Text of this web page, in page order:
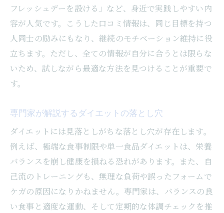
フレッシュデーを設ける」など、身近で実践しやすい内
容が人気です。こうした口コミ情報は、同じ目標を持つ
人同士の励みにもなり、継続のモチベーション維持に役
立ちます。ただし、全ての情報が自分に合うとは限らな
いため、試しながら最適な方法を見つけることが重要で
す。
専門家が解説するダイエットの落とし穴
ダイエットには見落としがちな落とし穴が存在します。
例えば、極端な食事制限や単一食品ダイエットは、栄養
バランスを崩し健康を損ねる恐れがあります。また、自
己流のトレーニングも、無理な負荷や誤ったフォームで
ケガの原因になりかねません。専門家は、バランスの良
い食事と適度な運動、そして定期的な体調チェックを推